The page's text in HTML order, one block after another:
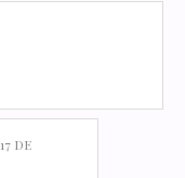
17 DE